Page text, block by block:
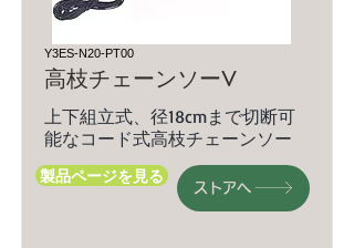
Y3ES-N20-PT00
高枝チェーンソーV
上下組立式、径18cmまで切断可
能なコード式高枝チェーンソー
製品ページを見る
ストアへ